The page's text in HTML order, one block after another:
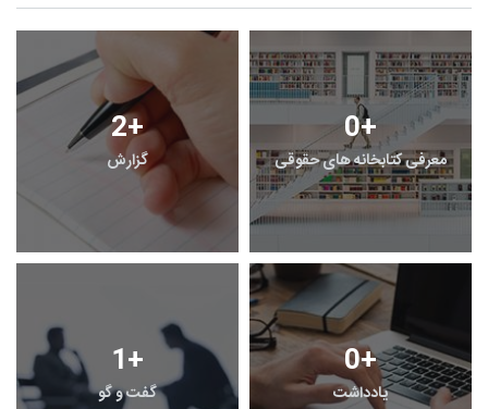
2+
گزارش
0+
معرفی کتابخانه های حقوقی
1+
گفت و گو
0+
یادداشت